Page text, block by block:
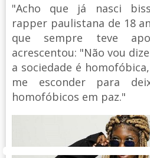
"Acho que já nasci
rapper paulistana de 18
que sempre teve
acrescentou: "Não vou
a sociedade é
me esconder para
homofóbicos em paz."